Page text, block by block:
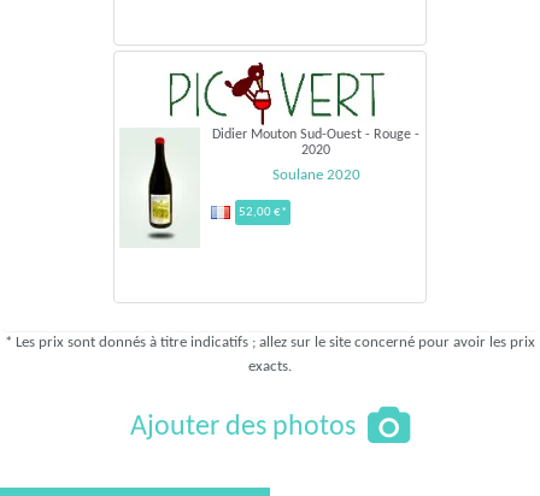
Didier Mouton Sud-Ouest - Rouge -
2020
Soulane 2020
52,00 €*
* Les prix sont donnés à titre indicatifs ; allez sur le site concerné pour avoir les prix
exacts.
Ajouter des photos